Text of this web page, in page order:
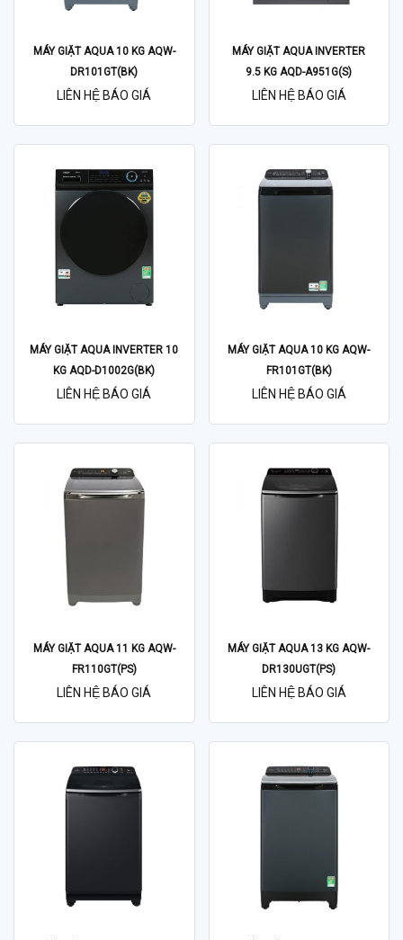
MÁY GIẶT AQUA 10 KG AQW-
DR101GT(BK)
LIÊN HỆ BÁO GIÁ
MÁY GIẶT AQUA INVERTER
9.5 KG AQD-A951G(S)
LIÊN HỆ BÁO GIÁ
MÁY GIẶT AQUA INVERTER 10
KG AQD-D1002G(BK)
LIÊN HỆ BÁO GIÁ
MÁY GIẶT AQUA 10 KG AQW-
FR101GT(BK)
LIÊN HỆ BÁO GIÁ
MÁY GIẶT AQUA 11 KG AQW-
FR110GT(PS)
LIÊN HỆ BÁO GIÁ
MÁY GIẶT AQUA 13 KG AQW-
DR130UGT(PS)
LIÊN HỆ BÁO GIÁ